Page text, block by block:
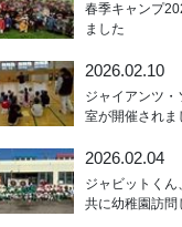
春季キャンプ
ました
2026.02.10
ジャイアンツ
室が開催されま
2026.02.04
ジャビットくん
共に幼稚園訪問